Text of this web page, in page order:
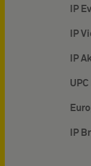
IP
IP
IP
IP